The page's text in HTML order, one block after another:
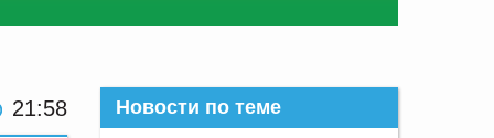
21 58 Новости по теме